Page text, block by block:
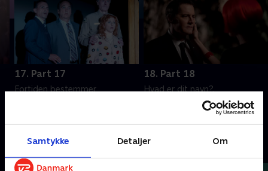
Samtykke Detaljer Om
17. Part 17
Fortiden bestemmer
18. Part 18
Hvad er dit navn?.
9. november 2024 • 60 min
Andre så også